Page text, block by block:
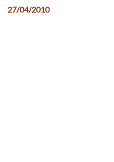
27/04/2010